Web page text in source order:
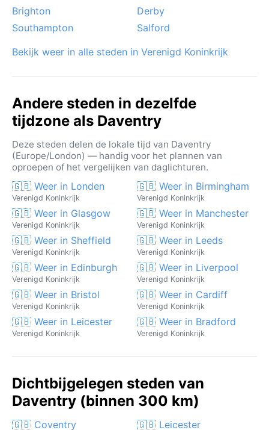
Brighton
Derby
Southampton
Salford
Bekijk weer in alle steden in Verenigd Koninkrijk
Andere steden in dezelfde
tijdzone als Daventry
Deze steden delen de lokale tijd van Daventry
(Europe/London) — handig voor het plannen van
oproepen of het vergelijken van daglichturen.
🇬🇧 Weer in Londen
Verenigd Koninkrijk
🇬🇧 Weer in Birmingham
Verenigd Koninkrijk
🇬🇧 Weer in Glasgow
Verenigd Koninkrijk
🇬🇧 Weer in Manchester
Verenigd Koninkrijk
🇬🇧 Weer in Sheffield
Verenigd Koninkrijk
🇬🇧 Weer in Leeds
Verenigd Koninkrijk
🇬🇧 Weer in Edinburgh
Verenigd Koninkrijk
🇬🇧 Weer in Liverpool
Verenigd Koninkrijk
🇬🇧 Weer in Bristol
Verenigd Koninkrijk
🇬🇧 Weer in Cardiff
Verenigd Koninkrijk
🇬🇧 Weer in Leicester
Verenigd Koninkrijk
🇬🇧 Weer in Bradford
Verenigd Koninkrijk
Dichtbijgelegen steden van
Daventry (binnen 300 km)
🇬🇧 Coventry 🇬🇧 Leicester